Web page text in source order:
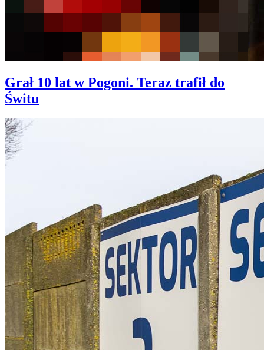
Grał 10 lat w Pogoni. Teraz trafił do
Świtu